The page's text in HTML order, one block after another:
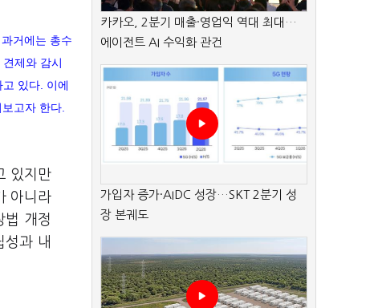
거에는 총수
제와 감시
있다. 이에
고자 한다.
있지만
아니라
법 개정
성과 내
카카오, 2분기 매출·영업익 역대 최대…
에이전트 AI 수익화 관건
가입자 증가·AIDC 성장…SKT 2분기 성
장 본궤도